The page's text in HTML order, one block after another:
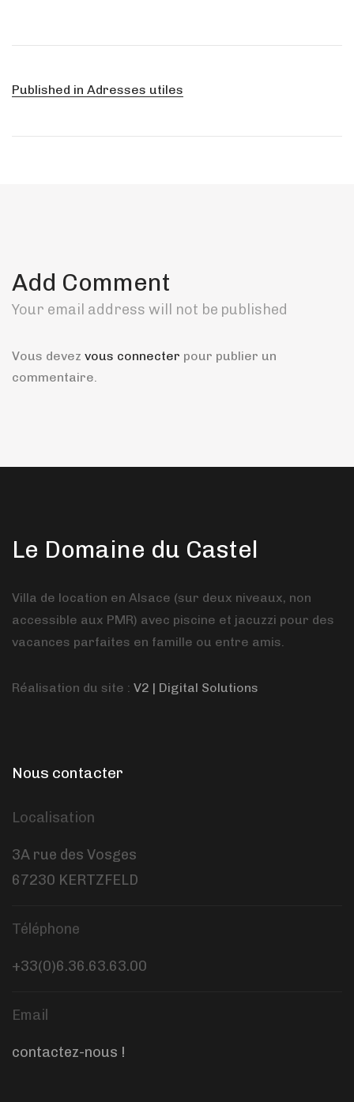
Published in Adresses utiles
Add Comment
Your email address will not be published
Vous devez vous connecter pour publier un
commentaire.
Le Domaine du Castel
Villa de location en Alsace (sur deux niveaux, non
accessible aux PMR) avec piscine et jacuzzi pour des
vacances parfaites en famille ou entre amis.
Réalisation du site : V2 | Digital Solutions
Nous contacter
Localisation
3A rue des Vosges
67230 KERTZFELD
Téléphone
+33(0)6.36.63.63.00
Email
contactez-nous !